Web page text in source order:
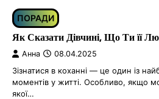
ПОРАДИ
Як Сказати Дівчині, Що Ти її
Анна 08.04.2025
Зізнатися в коханні — це один із
моментів у житті. Особливо, якщо
якої…